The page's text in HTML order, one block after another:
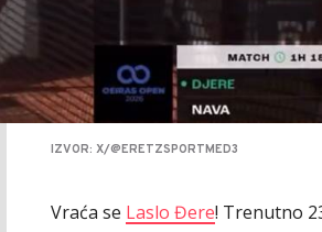
IZVOR: X/@ERETZSPORTMED3
Vraća se Laslo Đere! Trenutno